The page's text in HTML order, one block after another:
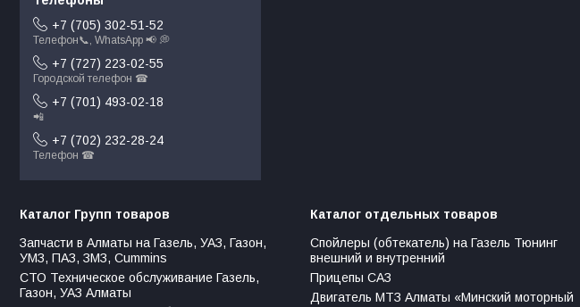
+7 (705) 302-51-52
Телефон📞, WhatsApp 📢 💭
+7 (727) 223-02-55
Городской телефон ☎
+7 (701) 493-02-18
📲
+7 (702) 232-28-24
Телефон ☎
Каталог Групп товаров
Запчасти в Алматы на Газель, УАЗ, Газон,
УМЗ, ПАЗ, ЗМЗ, Сummins
СТО Техническое обслуживание Газель,
Газон, УАЗ Алматы
Каталог отдельных товаров
Спойлеры (обтекатель) на Газель Тюнинг
внешний и внутренний
Прицепы САЗ
Двигатель МТЗ Алматы «Минский моторный